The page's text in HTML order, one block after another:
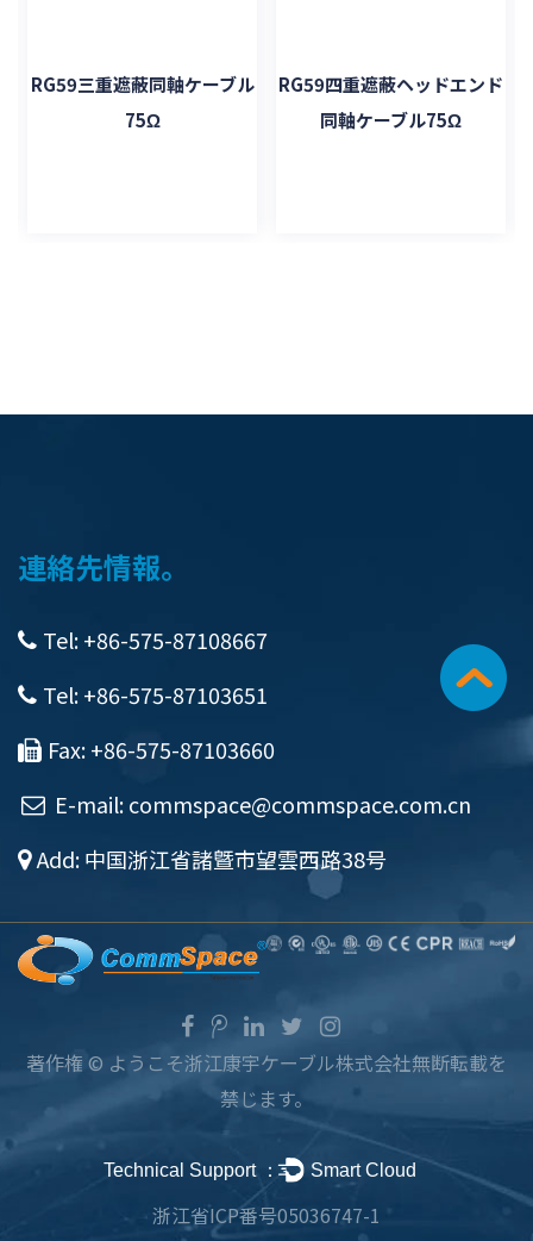
RG59三重遮蔽同軸ケーブル
75Ω
RG59四重遮蔽ヘッドエンド
同軸ケーブル75Ω
連絡先情報。
Tel: +86-575-87108667
Tel: +86-575-87103651
Fax: +86-575-87103660
E-mail:commspace@commspace.com.cn
Add: 中国浙江省諸曁市望雲西路38号
著作権 © ようこそ浙江康宇ケーブル株式会社無断転載を
禁じます。
Technical Support ： Smart Cloud
浙江省ICP番号05036747-1